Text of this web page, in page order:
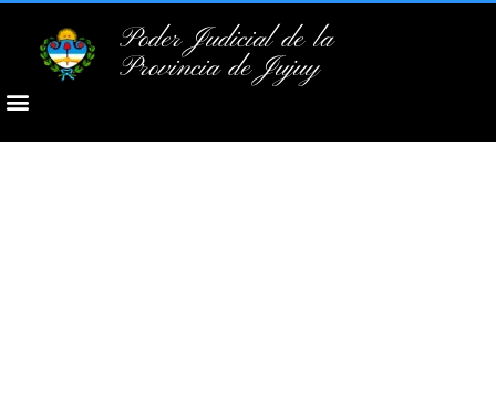
Poder Judicial de la
Provincia de Jujuy